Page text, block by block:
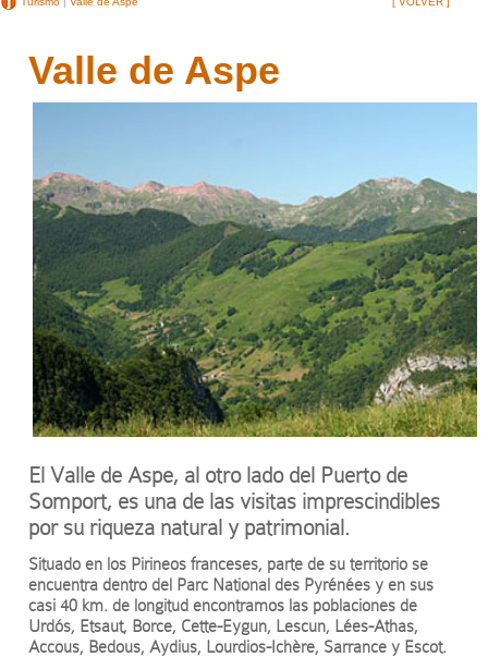
Valle de Aspe
El Valle de Aspe, al otro lado del Puerto de
Somport, es una de las visitas imprescindibles
por su riqueza natural y patrimonial.
Situado en los Pirineos franceses, parte de su territorio se
encuentra dentro del Parc National des Pyrénées y en sus
casi 40 km. de longitud encontramos las poblaciones de
Urdós, Etsaut, Borce, Cette-Eygun, Lescun, Lées-Athas,
Accous, Bedous, Aydius, Lourdios-Ichère, Sarrance y Escot.